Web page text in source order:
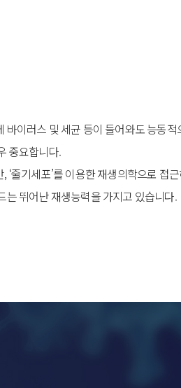
이러스 및 세균 등이 들어와도 능동
중요합니다.
줄기세포’를 이용한 재생의학으로 접
뛰어난 재생능력을 가지고 있습니다.